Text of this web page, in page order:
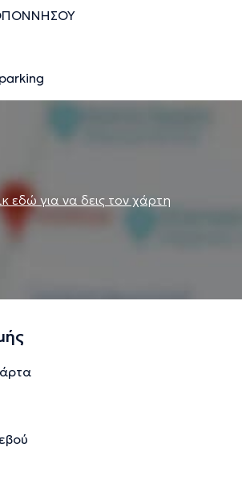
εδώ για να δεις τον χάρτη